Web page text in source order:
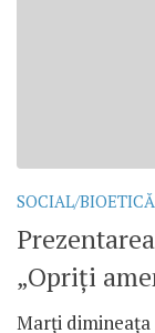
SOCIAL/BIOETICĂ
„Opriţi
Marţi